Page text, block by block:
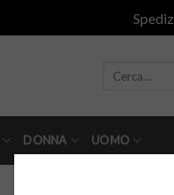
DONNA UOMO